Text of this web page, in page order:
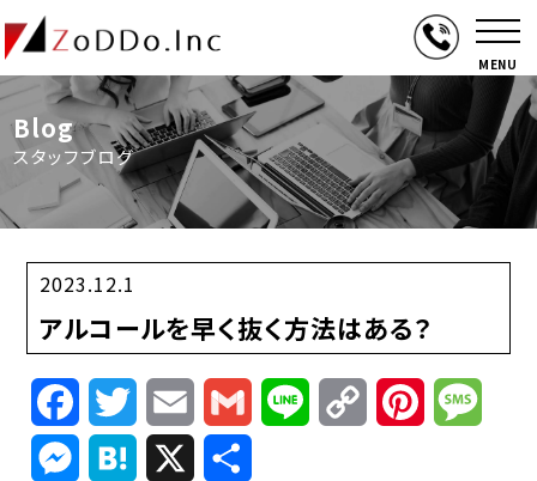
MENU
Blog
スタッフブログ
2023.12.1
アルコールを早く抜く方法はある？
FacebookTwitterEmail Gmail Line
Copy
Link
Pinterest
Messenger
Hatena